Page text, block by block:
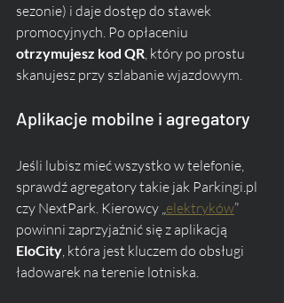
sezonie) i daje dostęp do stawek
promocyjnych. Po opłaceniu
otrzymujesz kod QR , który po prostu
skanujesz przy szlabanie wjazdowym.
Aplikacje mobilne i agregatory
Jeśli lubisz mieć wszystko w telefonie,
sprawdź agregatory takie jak Parkingi.pl
czy NextPark. Kierowcy „elektryków”
powinni zaprzyjaźnić się z aplikacją
EloCity , która jest kluczem do obsługi
ładowarek na terenie lotniska.